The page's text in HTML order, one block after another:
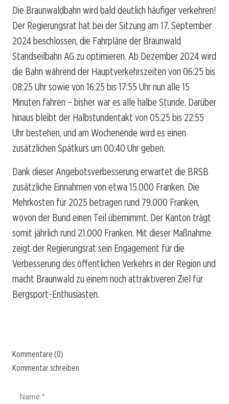
Die Braunwaldbahn wird bald deutlich häufiger verkehren!
Der Regierungsrat hat bei der Sitzung am 17. September
2024 beschlossen, die Fahrpläne der Braunwald
Standseilbahn AG zu optimieren. Ab Dezember 2024 wird
die Bahn während der Hauptverkehrszeiten von 06:25 bis
08:25 Uhr sowie von 16:25 bis 17:55 Uhr nun alle 15
Minuten fahren – bisher war es alle halbe Stunde. Darüber
hinaus bleibt der Halbstundentakt von 05:25 bis 22:55
Uhr bestehen, und am Wochenende wird es einen
zusätzlichen Spätkurs um 00:40 Uhr geben.
Dank dieser Angebotsverbesserung erwartet die BRSB
zusätzliche Einnahmen von etwa 15.000 Franken. Die
Mehrkosten für 2025 betragen rund 79.000 Franken,
wovon der Bund einen Teil übernimmt. Der Kanton trägt
somit jährlich rund 21.000 Franken. Mit dieser Maßnahme
zeigt der Regierungsrat sein Engagement für die
Verbesserung des öffentlichen Verkehrs in der Region und
macht Braunwald zu einem noch attraktiveren Ziel für
Bergsport-Enthusiasten.
Kommentare (0)
Kommentar schreiben